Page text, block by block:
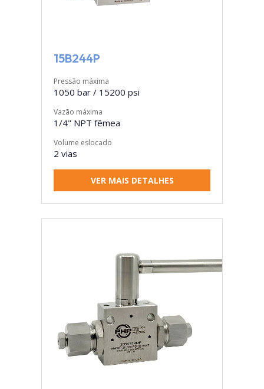
15B244P
Pressão máxima
1050 bar / 15200 psi
Vazão máxima
1/4" NPT fêmea
Volume eslocado
2 vias
VER MAIS DETALHES